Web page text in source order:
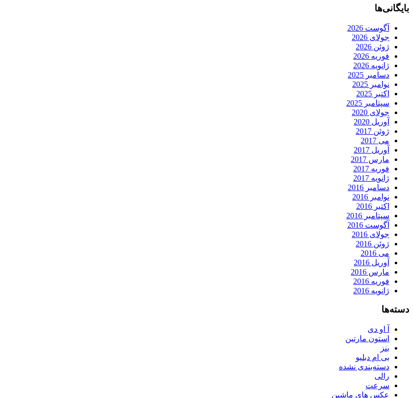
بایگانی‌ها
آگوست 2026
جولای 2026
ژوئن 2026
فوریه 2026
ژانویه 2026
دسامبر 2025
نوامبر 2025
اکتبر 2025
سپتامبر 2025
جولای 2020
آوریل 2020
ژوئن 2017
می 2017
آوریل 2017
مارس 2017
فوریه 2017
ژانویه 2017
دسامبر 2016
نوامبر 2016
اکتبر 2016
سپتامبر 2016
آگوست 2016
جولای 2016
ژوئن 2016
می 2016
آوریل 2016
مارس 2016
فوریه 2016
ژانویه 2016
دسته‌ها
آ او دی
استون مارتین
بنز
بی ام دبلیو
دسته‌بندی نشده
رالی
سرعت
عکس های ماشین